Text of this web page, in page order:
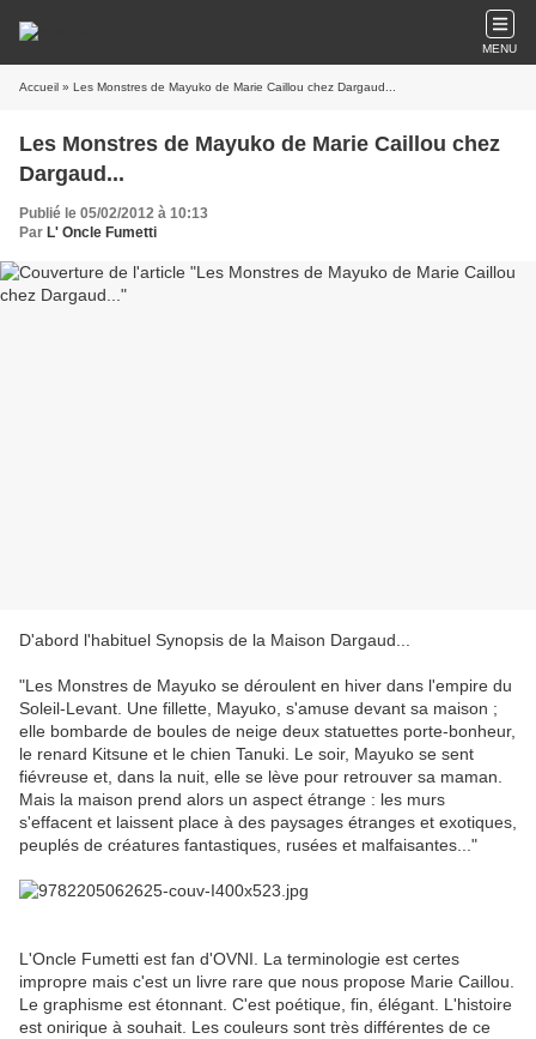
MENU
Accueil » Les Monstres de Mayuko de Marie Caillou chez Dargaud...
Les Monstres de Mayuko de Marie Caillou chez
Dargaud...
Publié le 05/02/2012 à 10:13
Par L' Oncle Fumetti
D'abord l'habituel Synopsis de la Maison Dargaud...
"Les Monstres de Mayuko se déroulent en hiver dans l'empire du
Soleil-Levant. Une fillette, Mayuko, s'amuse devant sa maison ;
elle bombarde de boules de neige deux statuettes porte-bonheur,
le renard Kitsune et le chien Tanuki. Le soir, Mayuko se sent
fiévreuse et, dans la nuit, elle se lève pour retrouver sa maman.
Mais la maison prend alors un aspect étrange : les murs
s'effacent et laissent place à des paysages étranges et exotiques,
peuplés de créatures fantastiques, rusées et malfaisantes..."
L'Oncle Fumetti est fan d'OVNI. La terminologie est certes
impropre mais c'est un livre rare que nous propose Marie Caillou.
Le graphisme est étonnant. C'est poétique, fin, élégant. L'histoire
est onirique à souhait. Les couleurs sont très différentes de ce